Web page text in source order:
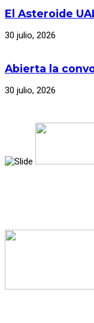
El Asteroide
30 julio, 2026
Abierta la
30 julio, 2026